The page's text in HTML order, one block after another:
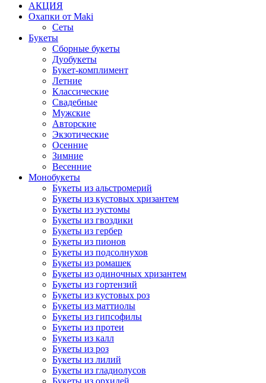
АКЦИЯ
Охапки от Maki
Сеты
Букеты
Сборные букеты
Дуобукеты
Букет-комплимент
Летние
Классические
Свадебные
Мужские
Авторские
Экзотические
Осенние
Зимние
Весенние
Монобукеты
Букеты из альстромерий
Букеты из кустовых хризантем
Букеты из эустомы
Букеты из гвоздики
Букеты из гербер
Букеты из пионов
Букеты из подсолнухов
Букеты из ромашек
Букеты из одиночных хризантем
Букеты из гортензий
Букеты из кустовых роз
Букеты из маттиолы
Букеты из гипсофилы
Букеты из протеи
Букеты из калл
Букеты из роз
Букеты из лилий
Букеты из гладиолусов
Букеты из орхидей